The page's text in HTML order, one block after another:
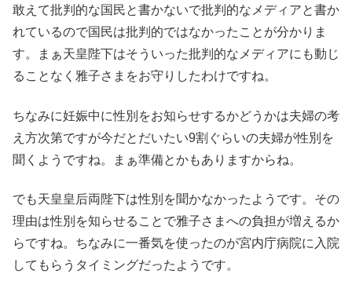
敢えて批判的な国民と書かないで批判的なメディアと書か
れているので国民は批判的ではなかったことが分かりま
す。まぁ天皇陛下はそういった批判的なメディアにも動じ
ることなく雅子さまをお守りしたわけですね。
ちなみに妊娠中に性別をお知らせするかどうかは夫婦の考
え方次第ですが今だとだいたい9割ぐらいの夫婦が性別を
聞くようですね。まぁ準備とかもありますからね。
でも天皇皇后両陛下は性別を聞かなかったようです。その
理由は性別を知らせることで雅子さまへの負担が増えるか
らですね。ちなみに一番気を使ったのが宮内庁病院に入院
してもらうタイミングだったようです。